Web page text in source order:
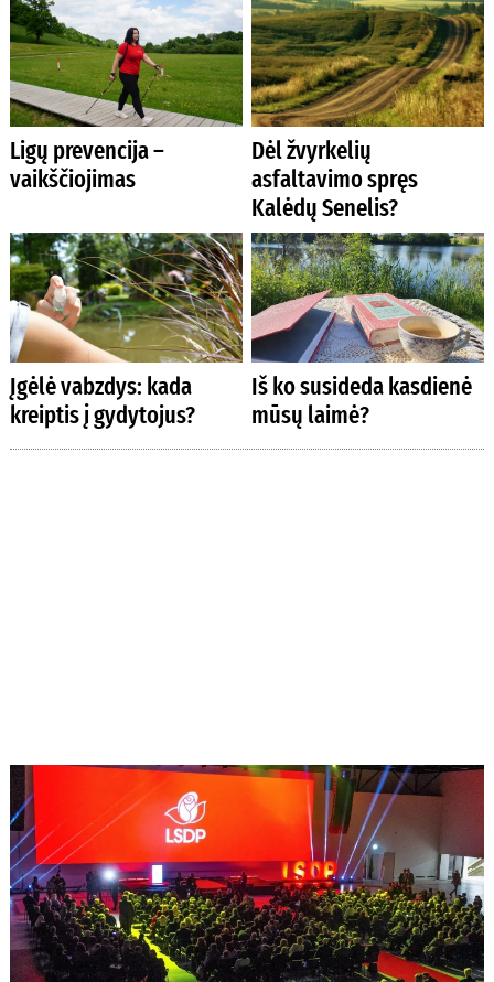
Ligų prevencija –
vaikščiojimas
Dėl žvyrkelių
asfaltavimo spręs
Kalėdų Senelis?
Įgėlė vabzdys: kada
kreiptis į gydytojus?
Iš ko susideda kasdienė
mūsų laimė?